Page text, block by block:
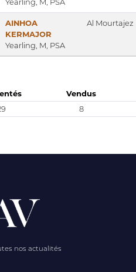
Yearling, M, PSA
AINHOA
KERMAJOR
Yearling, M, PSA
Al Mourtajez
Vendus
8
nos actualités